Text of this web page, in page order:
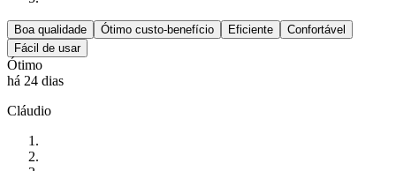
Boa qualidade Ótimo custo-benefício Eficiente
Confortável
Fácil de usar
Ótimo
há 24 dias
Cláudio